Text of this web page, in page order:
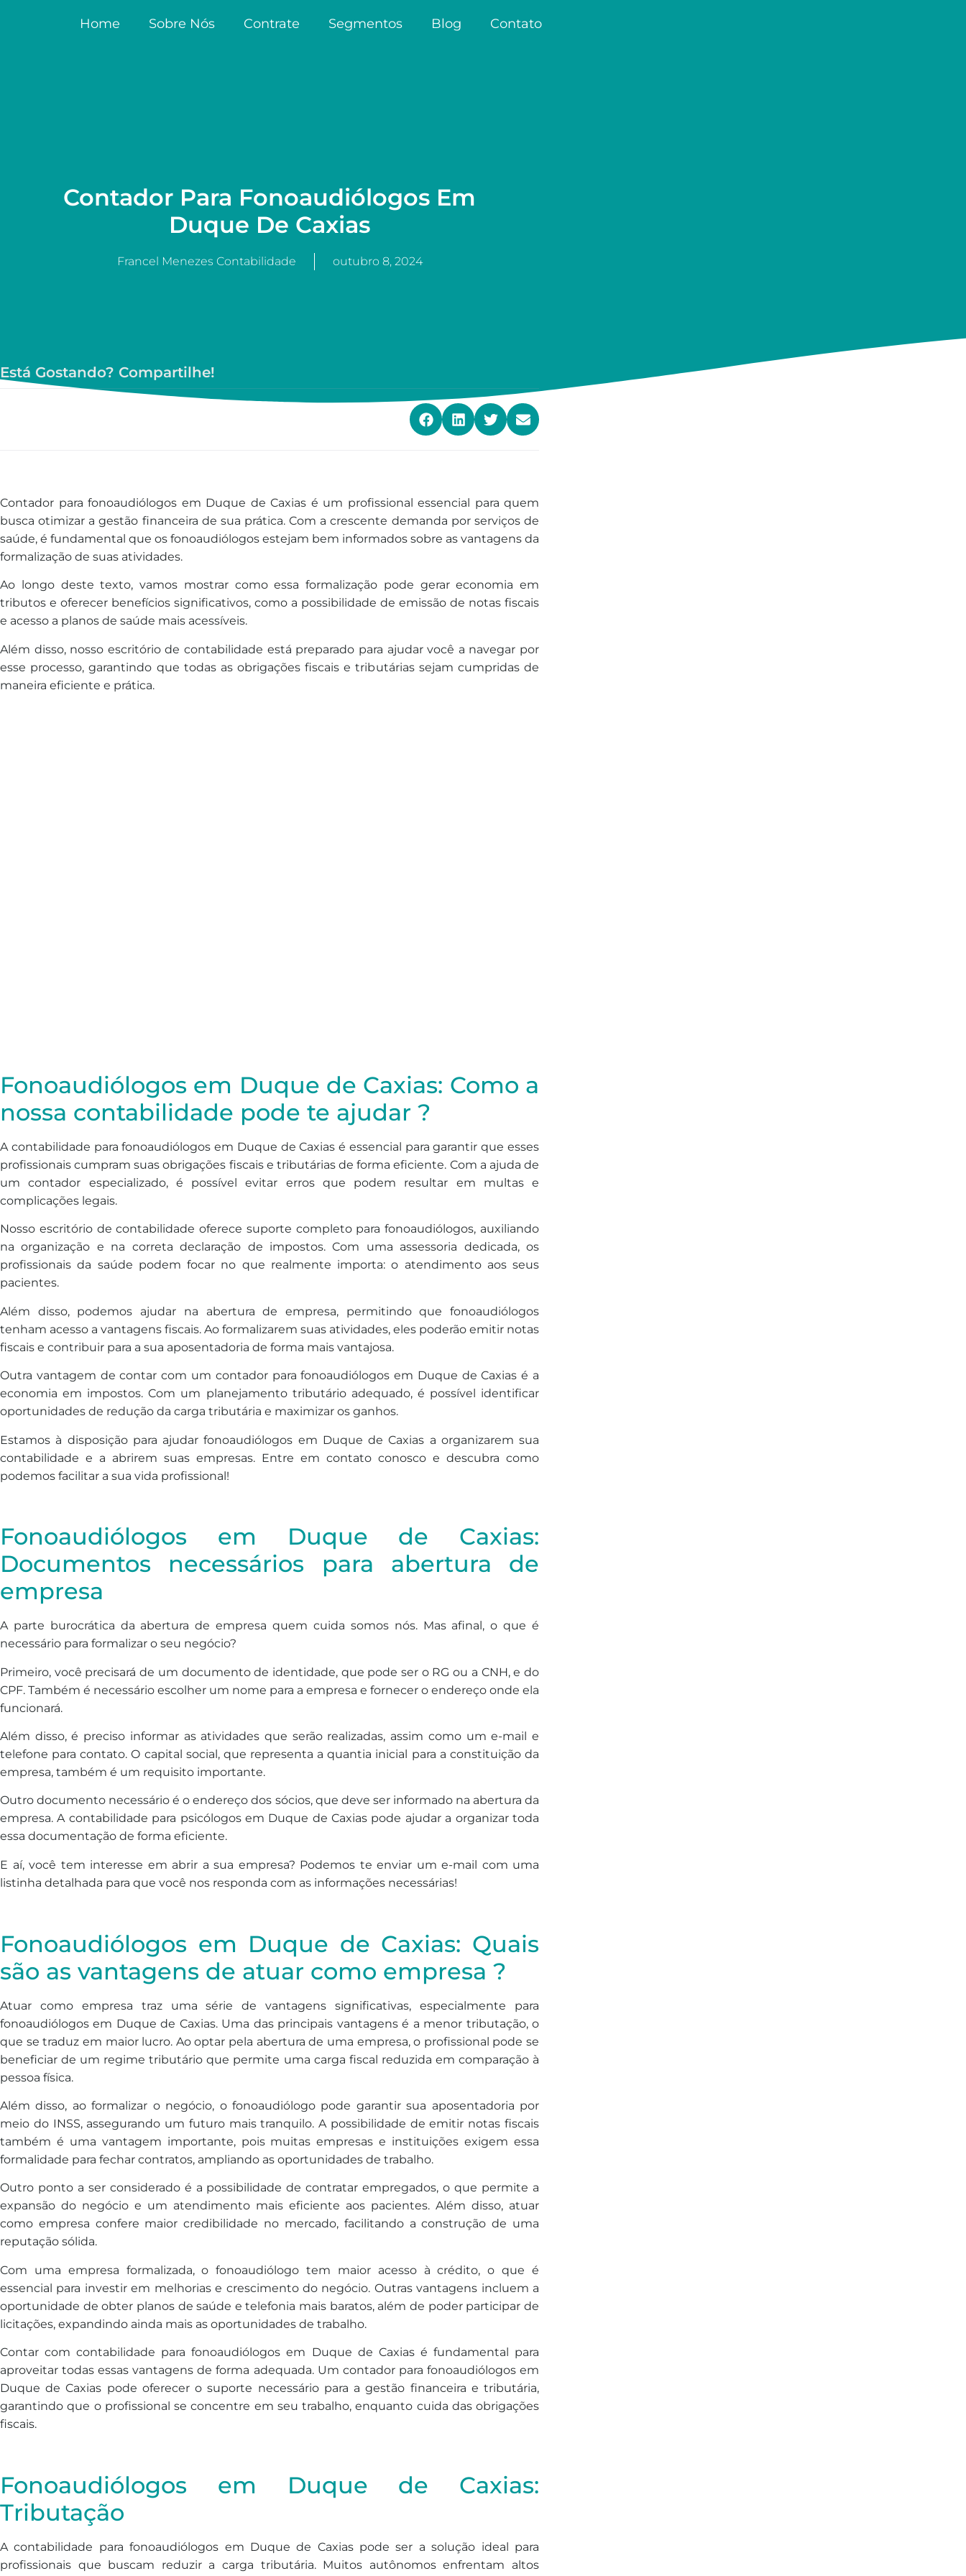
Home Sobre Nós Contrate Segmentos Blog Contato
Contador Para Fonoaudiólogos Em
Duque De Caxias
Francel Menezes Contabilidade outubro 8, 2024
Está Gostando? Compartilhe!
Contador para fonoaudiólogos em Duque de Caxias é um profissional essencial para quem
busca otimizar a gestão financeira de sua prática. Com a crescente demanda por serviços de
saúde, é fundamental que os fonoaudiólogos estejam bem informados sobre as vantagens da
formalização de suas atividades.
Ao longo deste texto, vamos mostrar como essa formalização pode gerar economia em
tributos e oferecer benefícios significativos, como a possibilidade de emissão de notas fiscais
e acesso a planos de saúde mais acessíveis.
Além disso, nosso escritório de contabilidade está preparado para ajudar você a navegar por
esse processo, garantindo que todas as obrigações fiscais e tributárias sejam cumpridas de
maneira eficiente e prática.
Fonoaudiólogos em Duque de Caxias: Como a
nossa contabilidade pode te ajudar ?
A contabilidade para fonoaudiólogos em Duque de Caxias é essencial para garantir que esses
profissionais cumpram suas obrigações fiscais e tributárias de forma eficiente. Com a ajuda de
um contador especializado, é possível evitar erros que podem resultar em multas e
complicações legais.
Nosso escritório de contabilidade oferece suporte completo para fonoaudiólogos, auxiliando
na organização e na correta declaração de impostos. Com uma assessoria dedicada, os
profissionais da saúde podem focar no que realmente importa: o atendimento aos seus
pacientes.
Além disso, podemos ajudar na abertura de empresa, permitindo que fonoaudiólogos
tenham acesso a vantagens fiscais. Ao formalizarem suas atividades, eles poderão emitir notas
fiscais e contribuir para a sua aposentadoria de forma mais vantajosa.
Outra vantagem de contar com um contador para fonoaudiólogos em Duque de Caxias é a
economia em impostos. Com um planejamento tributário adequado, é possível identificar
oportunidades de redução da carga tributária e maximizar os ganhos.
Estamos à disposição para ajudar fonoaudiólogos em Duque de Caxias a organizarem sua
contabilidade e a abrirem suas empresas. Entre em contato conosco e descubra como
podemos facilitar a sua vida profissional!
Fonoaudiólogos em Duque de Caxias:
Documentos necessários para abertura de
empresa
A parte burocrática da abertura de empresa quem cuida somos nós. Mas afinal, o que é
necessário para formalizar o seu negócio?
Primeiro, você precisará de um documento de identidade, que pode ser o RG ou a CNH, e do
CPF. Também é necessário escolher um nome para a empresa e fornecer o endereço onde ela
funcionará.
Além disso, é preciso informar as atividades que serão realizadas, assim como um e-mail e
telefone para contato. O capital social, que representa a quantia inicial para a constituição da
empresa, também é um requisito importante.
Outro documento necessário é o endereço dos sócios, que deve ser informado na abertura da
empresa. A contabilidade para psicólogos em Duque de Caxias pode ajudar a organizar toda
essa documentação de forma eficiente.
E aí, você tem interesse em abrir a sua empresa? Podemos te enviar um e-mail com uma
listinha detalhada para que você nos responda com as informações necessárias!
Fonoaudiólogos em Duque de Caxias: Quais
são as vantagens de atuar como empresa ?
Atuar como empresa traz uma série de vantagens significativas, especialmente para
fonoaudiólogos em Duque de Caxias. Uma das principais vantagens é a menor tributação, o
que se traduz em maior lucro. Ao optar pela abertura de uma empresa, o profissional pode se
beneficiar de um regime tributário que permite uma carga fiscal reduzida em comparação à
pessoa física.
Além disso, ao formalizar o negócio, o fonoaudiólogo pode garantir sua aposentadoria por
meio do INSS, assegurando um futuro mais tranquilo. A possibilidade de emitir notas fiscais
também é uma vantagem importante, pois muitas empresas e instituições exigem essa
formalidade para fechar contratos, ampliando as oportunidades de trabalho.
Outro ponto a ser considerado é a possibilidade de contratar empregados, o que permite a
expansão do negócio e um atendimento mais eficiente aos pacientes. Além disso, atuar
como empresa confere maior credibilidade no mercado, facilitando a construção de uma
reputação sólida.
Com uma empresa formalizada, o fonoaudiólogo tem maior acesso à crédito, o que é
essencial para investir em melhorias e crescimento do negócio. Outras vantagens incluem a
oportunidade de obter planos de saúde e telefonia mais baratos, além de poder participar de
licitações, expandindo ainda mais as oportunidades de trabalho.
Contar com contabilidade para fonoaudiólogos em Duque de Caxias é fundamental para
aproveitar todas essas vantagens de forma adequada. Um contador para fonoaudiólogos em
Duque de Caxias pode oferecer o suporte necessário para a gestão financeira e tributária,
garantindo que o profissional se concentre em seu trabalho, enquanto cuida das obrigações
fiscais.
Fonoaudiólogos em Duque de Caxias:
Tributação
A contabilidade para fonoaudiólogos em Duque de Caxias pode ser a solução ideal para
profissionais que buscam reduzir a carga tributária. Muitos autônomos enfrentam altos